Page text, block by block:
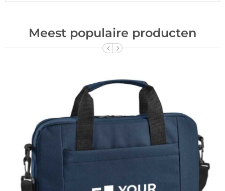
Meest populaire producten